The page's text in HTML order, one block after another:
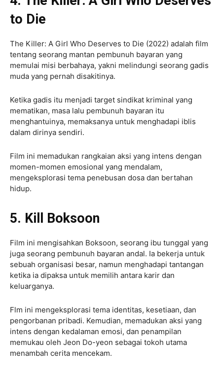
to Die
The Killer: A Girl Who Deserves to Die (2022) adalah film
tentang seorang mantan pembunuh bayaran yang
memulai misi berbahaya, yakni melindungi seorang gadis
muda yang pernah disakitinya.
Ketika gadis itu menjadi target sindikat kriminal yang
mematikan, masa lalu pembunuh bayaran itu
menghantuinya, memaksanya untuk menghadapi iblis
dalam dirinya sendiri.
Film ini memadukan rangkaian aksi yang intens dengan
momen-momen emosional yang mendalam,
mengeksplorasi tema penebusan dosa dan bertahan
hidup.
5. Kill Boksoon
Film ini mengisahkan Boksoon, seorang ibu tunggal yang
juga seorang pembunuh bayaran andal. Ia bekerja untuk
sebuah organisasi besar, namun menghadapi tantangan
ketika ia dipaksa untuk memilih antara karir dan
keluarganya.
Flm ini mengeksplorasi tema identitas, kesetiaan, dan
pengorbanan pribadi. Kemudian, memadukan aksi yang
intens dengan kedalaman emosi, dan penampilan
memukau oleh Jeon Do-yeon sebagai tokoh utama
menambah cerita mencekam.